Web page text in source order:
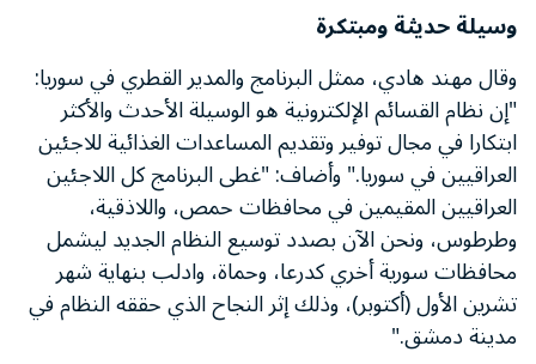
وسيلة حديثة ومبتكرة
وقال مهند هادي، ممثل البرنامج والمدير القطري في سوريا:
"إن نظام القسائم الإلكترونية هو الوسيلة الأحدث والأكثر
ابتكارا في مجال توفير وتقديم المساعدات الغذائية للاجئين
العراقيين في سوريا." وأضاف: "غطى البرنامج كل اللاجئين
العراقيين المقيمين في محافظات حمص، واللاذقية،
وطرطوس، ونحن الآن بصدد توسيع النظام الجديد ليشمل
محافظات سورية أخري كدرعا، وحماة، وادلب بنهاية شهر
تشرين الأول (أكتوبر)، وذلك إثر النجاح الذي حققه النظام في
مدينة دمشق."